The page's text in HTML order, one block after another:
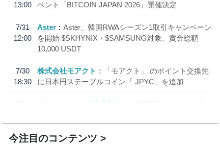
13:00
ベント「BITCOIN JAPAN 2026」開催決定
7/31
12:00
Aster
Aster、韓国RWAシーズン1取引キャンペーン
を開始 $SKHYNIX・$SAMSUNG対象、賞金総額
10,000 USDT
7/30
18:30
株式会社モアクト
「モアクト」 のポイント交換先
に日本円ステーブルコイン「 JPYC」を追加
7/29
SBI VCトレード株式会社
信託型円建てステーブル
今注目のコンテンツ